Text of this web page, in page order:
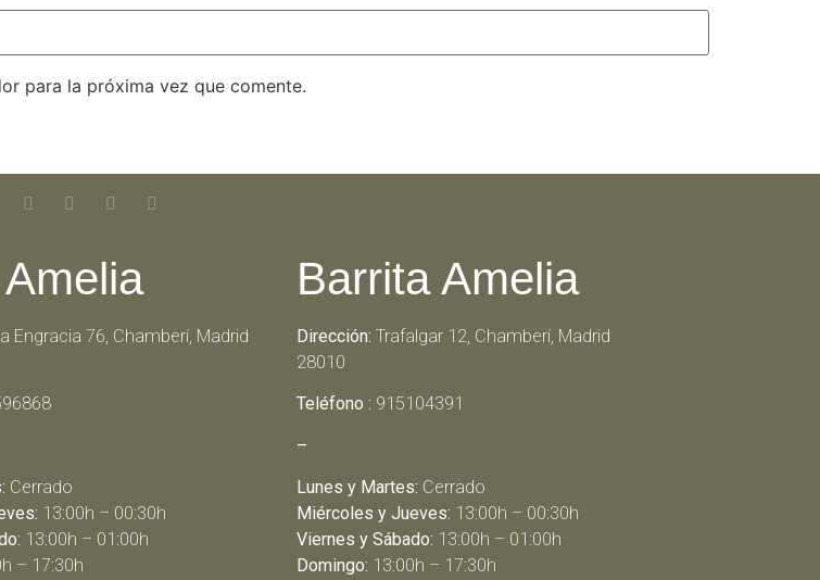
para la próxima vez que comente.
Engracia 76, Chamberí, Madrid
Cerrado
13:00h – 00:30h
13:00h – 01:00h
– 17:30h
Barrita Amelia
Dirección: Trafalgar 12, Chamberí, Madrid
28010
Teléfono : 915104391
–
Lunes y Martes: Cerrado
Miércoles y Jueves: 13:00h – 00:30h
Viernes y Sábado: 13:00h – 01:00h
Domingo: 13:00h – 17:30h